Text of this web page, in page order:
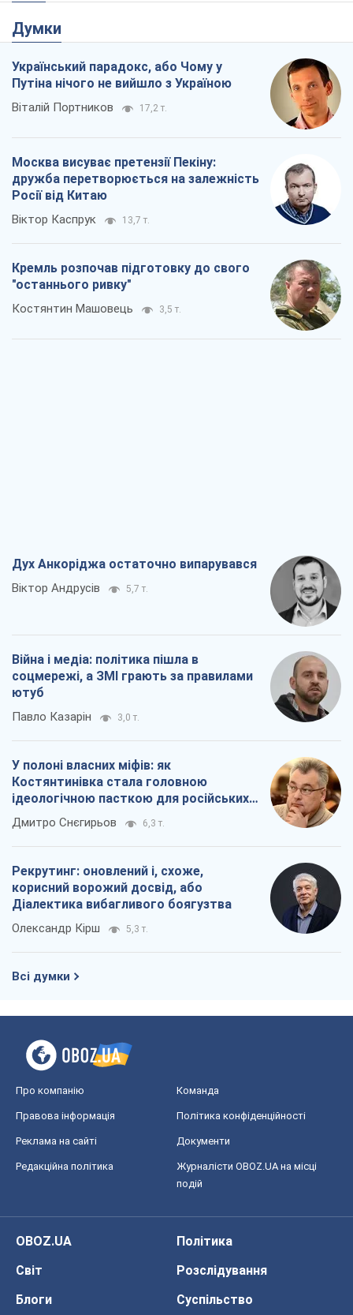
Думки
Український парадокс, або Чому у
Путіна нічого не вийшло з Україною
Віталій Портников 17,2 т.
Москва висуває претензії Пекіну:
дружба перетворюється на залежність
Росії від Китаю
Віктор Каспрук 13,7 т.
Кремль розпочав підготовку до свого
"останнього ривку"
Костянтин Машовець 3,5 т.
Дух Анкоріджа остаточно випарувався
Віктор Андрусів 5,7 т.
Війна і медіа: політика пішла в
соцмережі, а ЗМІ грають за правилами
ютуб
Павло Казарін 3,0 т.
У полоні власних міфів: як
Костянтинівка стала головною
ідеологічною пасткою для російських
окупантів
Дмитро Снєгирьов 6,3 т.
Рекрутинг: оновлений і, схоже,
корисний ворожий досвід, або
Діалектика вибагливого боягузтва
Олександр Кірш 5,3 т.
Всі думки
Про компанію Команда
Правова інформація Політика конфіденційності
Реклама на сайті Документи
Редакційна політика
Журналісти OBOZ.UA на місці
подій
OBOZ.UA
Політика
Світ
Розслідування
Блоги
Суспільство